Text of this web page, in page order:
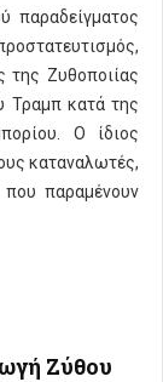
παραδείγματος
της Ζυθοποιίας
Τραμπ κατά της
Ο ίδιος
καταναλωτές,
που παραμένουν
Ζύθου